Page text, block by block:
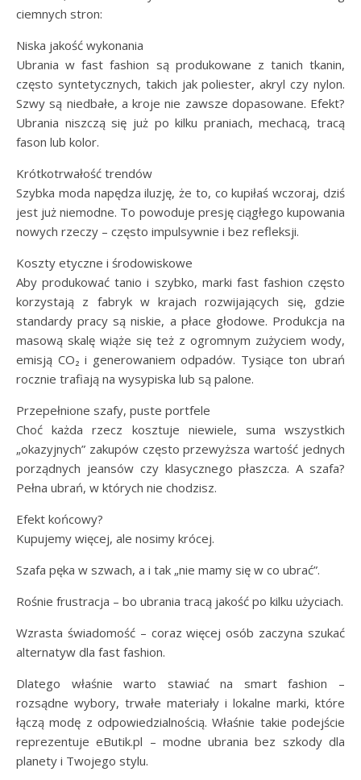
ciemnych stron:
Niska jakość wykonania
Ubrania w fast fashion są produkowane z tanich tkanin,
często syntetycznych, takich jak poliester, akryl czy nylon.
Szwy są niedbałe, a kroje nie zawsze dopasowane. Efekt?
Ubrania niszczą się już po kilku praniach, mechacą, tracą
fason lub kolor.
Krótkotrwałość trendów
Szybka moda napędza iluzję, że to, co kupiłaś wczoraj, dziś
jest już niemodne. To powoduje presję ciągłego kupowania
nowych rzeczy – często impulsywnie i bez refleksji.
Koszty etyczne i środowiskowe
Aby produkować tanio i szybko, marki fast fashion często
korzystają z fabryk w krajach rozwijających się, gdzie
standardy pracy są niskie, a płace głodowe. Produkcja na
masową skalę wiąże się też z ogromnym zużyciem wody,
emisją CO₂ i generowaniem odpadów. Tysiące ton ubrań
rocznie trafiają na wysypiska lub są palone.
Przepełnione szafy, puste portfele
Choć każda rzecz kosztuje niewiele, suma wszystkich
„okazyjnych” zakupów często przewyższa wartość jednych
porządnych jeansów czy klasycznego płaszcza. A szafa?
Pełna ubrań, w których nie chodzisz.
Efekt końcowy?
Kupujemy więcej, ale nosimy krócej.
Szafa pęka w szwach, a i tak „nie mamy się w co ubrać”.
Rośnie frustracja – bo ubrania tracą jakość po kilku użyciach.
Wzrasta świadomość – coraz więcej osób zaczyna szukać
alternatyw dla fast fashion.
Dlatego właśnie warto stawiać na smart fashion –
rozsądne wybory, trwałe materiały i lokalne marki, które
łączą modę z odpowiedzialnością. Właśnie takie podejście
reprezentuje eButik.pl – modne ubrania bez szkody dla
planety i Twojego stylu.